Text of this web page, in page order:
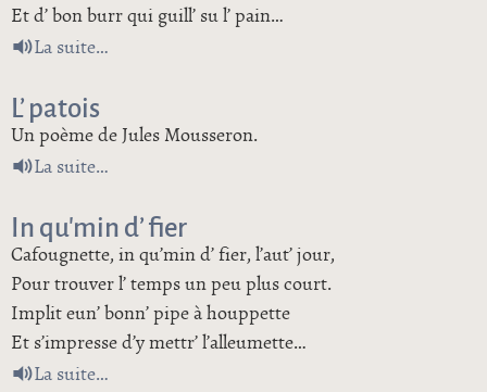
Et d’ bon burr qui guill’ su l’ pain…
La suitede L’ Briquet
L’ patois
Un poème de Jules Mousseron.
La suitede L’ patois
In qu’min d’ fier
Cafougnette, in qu’min d’ fier, l’aut’ jour,
Pour trouver l’ temps un peu plus court.
Implit eun’ bonn’ pipe à houppette
Et s’impresse d’y mettr’ l’alleumette…
La suitede In qu’min d’ fier